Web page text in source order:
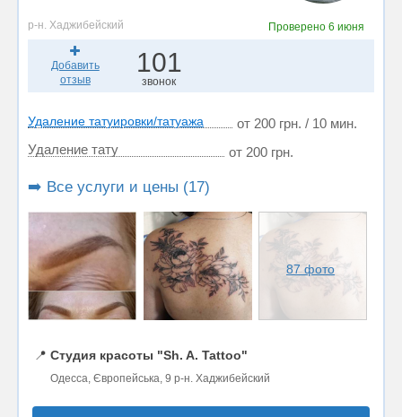
р-н. Хаджибейский Проверено6 июня
Добавить
отзыв
101
звонок
Удаление татуировки/татуажа
от 200 грн. / 10 мин.
Удаление тату
от 200 грн.
➡️ Все услуги и цены (17)
87 фото
📍 Студия красоты "Sh. A. Tattoo"
Одесса, Європейська, 9 р-н. Хаджибейский